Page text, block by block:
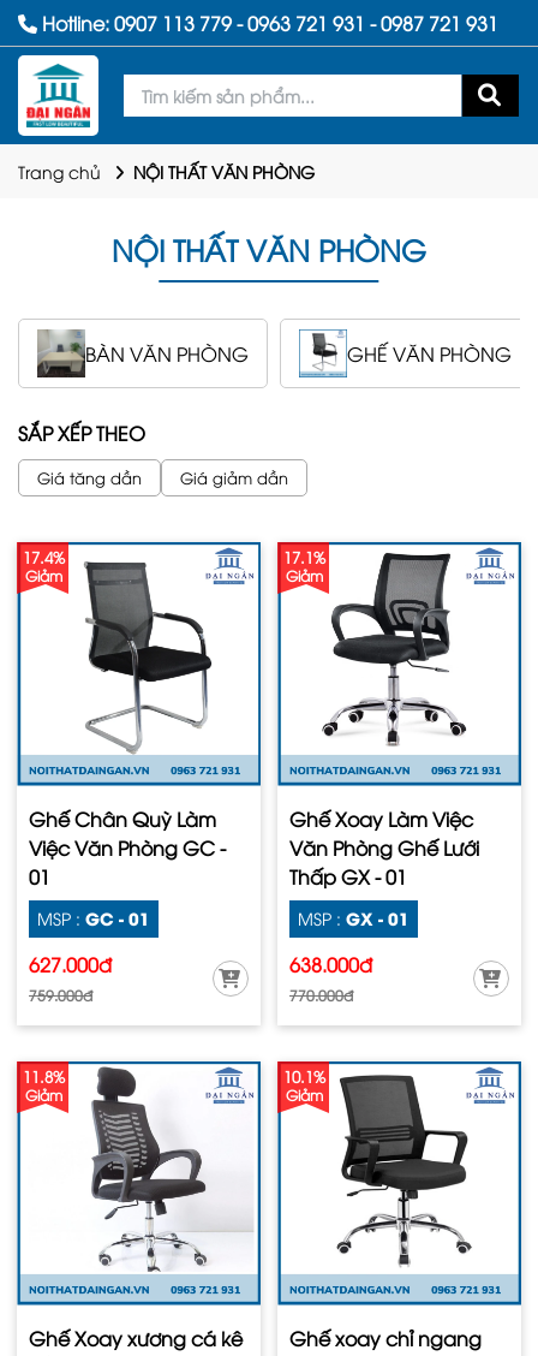
Hotline:0907 113 779-0963 721 931 -0987 721 931
Trang chủ NỘI THẤT VĂN PHÒNG
NỘI THẤT VĂN PHÒNG
BÀN VĂN PHÒNG GHẾ VĂN PHÒNG
SẮP XẾP THEO
Giá tăng dần Giá giảm dần
17.4%
Giảm
Ghế Chân Quỳ Làm
Việc Văn Phòng GC -
01
MSP : GC - 01
627.000đ
759.000đ
17.1%
Giảm
Ghế Xoay Làm Việc
Văn Phòng Ghế Lưới
Thấp GX - 01
MSP : GX - 01
638.000đ
770.000đ
11.8%
Giảm
Ghế Xoay xương cá kê
10.1%
Giảm
Ghế xoay chỉ ngang